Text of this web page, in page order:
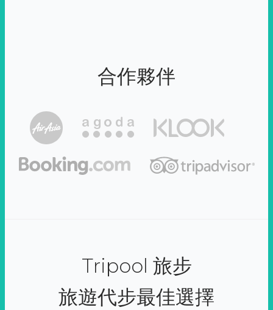
合作夥伴
Tripool 旅步
旅遊代步最佳選擇